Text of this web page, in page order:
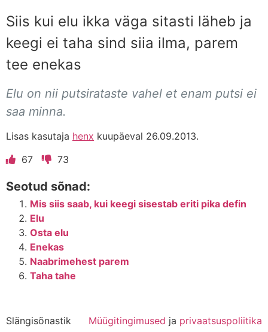
Siis kui elu ikka väga sitasti läheb ja
keegi ei taha sind siia ilma, parem
tee enekas
Elu on nii putsirataste vahel et enam putsi ei
saa minna.
Lisas kasutaja henx kuupäeval 26.09.2013.
67
73
Seotud sõnad:
Mis siis saab, kui keegi sisestab eriti pika defin
Elu
Osta elu
Enekas
Naabrimehest parem
Taha tahe
Slängisõnastik Müügitingimused ja privaatsuspoliitika